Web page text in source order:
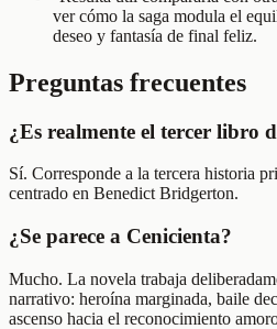
ver cómo la saga modula el
deseo y fantasía de final feliz.
Preguntas frecuentes
¿Es realmente el tercer libro
Sí. Corresponde a la tercera historia
centrado en Benedict Bridgerton.
¿Se parece a Cenicienta?
Mucho. La novela trabaja
narrativo: heroína marginada, baile
ascenso hacia el reconocimiento